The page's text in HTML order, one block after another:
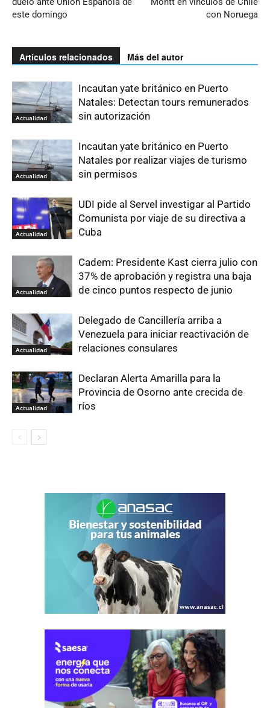
este domingo
con Noruega
Artículos relacionados Más del autor
Actualidad
Incautan yate británico en Puerto
Natales: Detectan tours remunerados
sin autorización
Actualidad
Incautan yate británico en Puerto
Natales por realizar viajes de turismo
sin permisos
Actualidad
UDI pide al Servel investigar al Partido
Comunista por viaje de su directiva a
Cuba
Actualidad
Cadem: Presidente Kast cierra julio con
37% de aprobación y registra una baja
de cinco puntos respecto de junio
Actualidad
Delegado de Cancillería arriba a
Venezuela para iniciar reactivación de
relaciones consulares
Actualidad
Declaran Alerta Amarilla para la
Provincia de Osorno ante crecida de
ríos